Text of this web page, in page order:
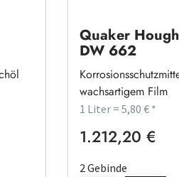
Quaker
DW 662
wachsartigem Film
1 Liter = 5,80 € *
Regulärer Preis:
1.212,20 €
2 Gebinde